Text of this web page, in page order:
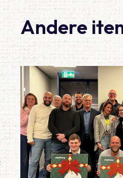
Andere
Lees meer over Prachtige